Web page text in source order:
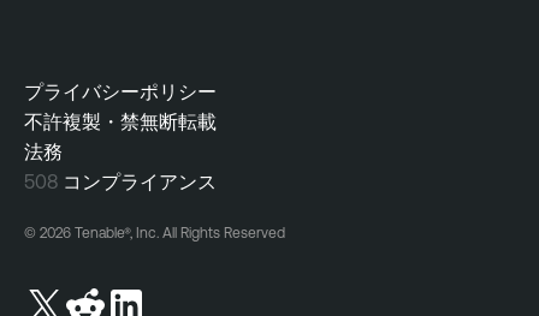
プライバシーポリシー
不許複製・禁無断転載
法務
508 コンプライアンス
© 2026 Tenable®, Inc. All Rights Reserved